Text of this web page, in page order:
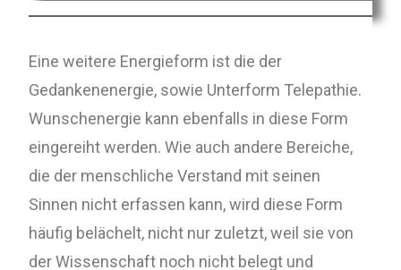
Eine weitere Energieform ist die der
Gedankenenergie, sowie Unterform Telepathie.
Wunschenergie kann ebenfalls in diese Form
eingereiht werden. Wie auch andere Bereiche,
die der menschliche Verstand mit seinen
Sinnen nicht erfassen kann, wird diese Form
häufig belächelt, nicht nur zuletzt, weil sie von
der Wissenschaft noch nicht belegt und